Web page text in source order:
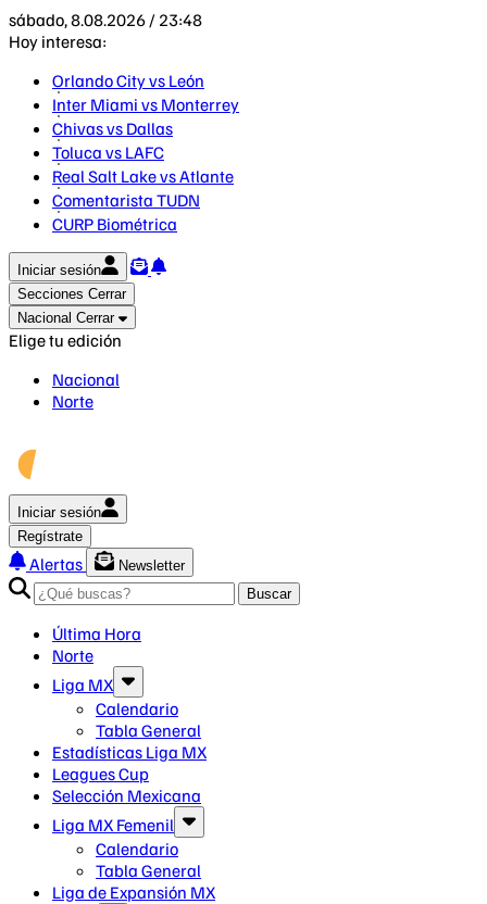
sábado, 8.08.2026 / 23:48
Hoy interesa:
Orlando City vs León
Inter Miami vs Monterrey
Chivas vs Dallas
Toluca vs LAFC
Real Salt Lake vs Atlante
Comentarista TUDN
CURP Biométrica
Iniciar sesión
Secciones Cerrar
Nacional Cerrar
Elige tu edición
Nacional
Norte
Iniciar sesión
Regístrate
Alertas
Newsletter
Buscar
Última Hora
Norte
Liga MX
Calendario
Tabla General
Estadísticas Liga MX
Leagues Cup
Selección Mexicana
Liga MX Femenil
Calendario
Tabla General
Liga de Expansión MX